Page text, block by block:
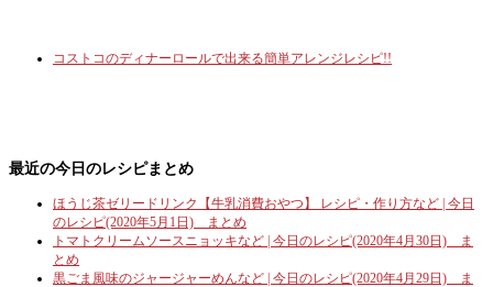
コストコのディナーロールで出来る簡単アレンジレシピ!!
最近の今日のレシピまとめ
ほうじ茶ゼリードリンク【牛乳消費おやつ】 レシピ・作り方など | 今日
のレシピ(2020年5月1日) まとめ
トマトクリームソースニョッキなど | 今日のレシピ(2020年4月30日) ま
とめ
黒ごま風味のジャージャーめんなど | 今日のレシピ(2020年4月29日) ま